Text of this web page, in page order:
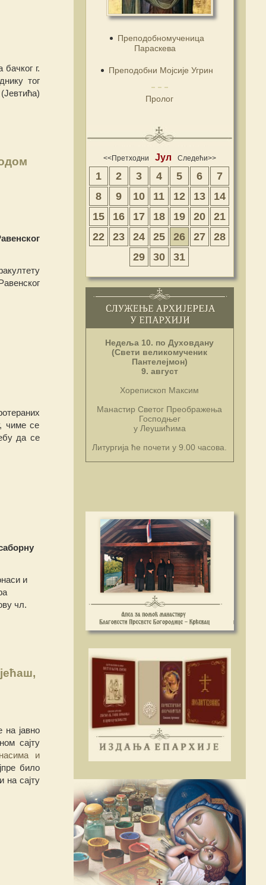
г.
тог
чиме се
да се
и
чл.
на јавно
сајту
и
било
на сајту
Преподобномученица
Параскева
Преподобни Мојсије Угрин
Пролог
<<Претходни Јул Следећи>>
1 2 3 4 5 6
7
8
9 10 11 12 13
14
15
16 17 18 19 20
21
22
23 24 25 26 27
28
29
30 31
Недеља 10. по Духовдану
(Свети великомученик
Пантелејмон)
9. август
Хорепископ Максим
Манастир Светог Преображења
Господњег
у Леушићима
Литургија ће почети у 9.00 часова.